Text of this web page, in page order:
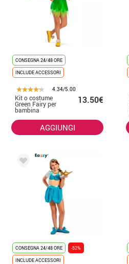
CONSEGNA 24/48 ORE
INCLUDE ACCESSORI
4.34/5.00
Kit o costume
Green Fairy per
bambina
13.50€
AGGIUNGI
CONSEGNA 24/48 ORE
-52%
INCLUDE ACCESSORI